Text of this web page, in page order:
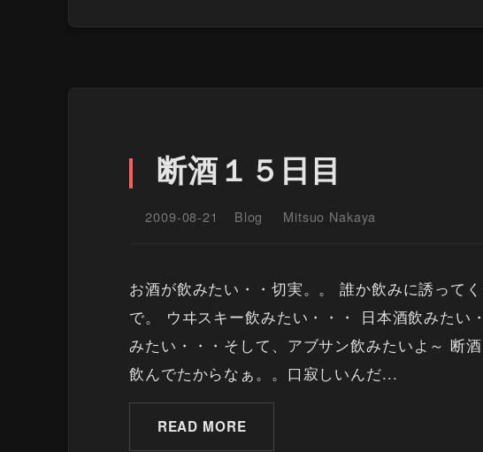
断酒１５日目
2009-08-21 Blog Mitsuo Nakaya
お酒が飲みたい・・切実。。 誰か飲みに誘って
で。 ウヰスキー飲みたい・・・ 日本酒飲みたい
みたい・・・そして、アブサン飲みたいよ～ 断
飲んでたからなぁ。。口寂しいんだ...
READ MORE